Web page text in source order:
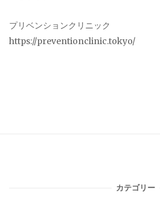
プリベンションクリニック
https://preventionclinic.tokyo/
カテゴリー